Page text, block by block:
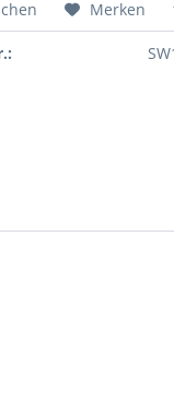
Merken